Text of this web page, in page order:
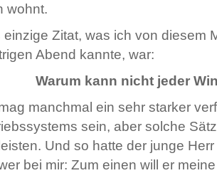
wohnt.
einzige Zitat, was ich von diesem
Abend kannte, war:
Warum kann nicht jeder
manchmal ein sehr starker
sein, aber solche
Und so hatte der junge
bei mir: Zum einen will er